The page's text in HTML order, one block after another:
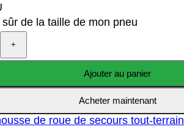
de la taille de mon pneu
Ajouter au panier
Acheter maintenant
de roue de secours tout-terrain